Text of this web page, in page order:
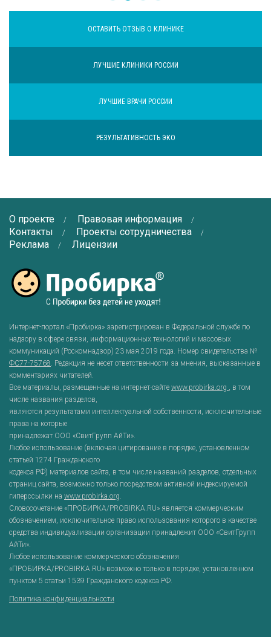
ОСТАВИТЬ ОТЗЫВ О КЛИНИКЕ
ЛУЧШИЕ КЛИНИКИ РОССИИ
ЛУЧШИЕ ВРАЧИ РОССИИ
РЕЗУЛЬТАТИВНОСТЬ ЭКО
О проекте
Правовая информация
Контакты
Проекты сотрудничества
Реклама
Лицензии
Интернет-портал «Пробирка» зарегистрирован в Федеральной службе по
надзору в сфере связи, информационных технологий и массовых
коммуникаций (Роскомнадзор) 23 мая 2019 года. Номер свидетельства №
ФС77-75768. Редакция не несет ответственности за мнения, высказанные в
комментариях читателей.
Все материалы, размещенные на интернет-сайте www.probirka.org , в том
числе названия разделов,
являются результатами интеллектуальной собственности, исключительные
права на которые
принадлежат ООО «СвитГрупп АйТи».
Любое использование (включая цитирование в порядке, установленном
статьей 1274 Гражданского
кодекса РФ) материалов сайта, в том числе названий разделов, отдельных
страниц сайта, возможно только посредством активной индексируемой
гиперссылки на www.probirka.org.
Словосочетание «ПРОБИРКА/PROBIRKA.RU» является коммерческим
обозначением, исключительное право использования которого в качестве
средства индивидуализации организации принадлежит ООО «СвитГрупп
АйТи».
Любое использование коммерческого обозначения
«ПРОБИРКА/PROBIRKA.RU» возможно только в порядке, установленном
пунктом 5 статьи 1539 Гражданского кодекса РФ.
Политика конфиденциальности